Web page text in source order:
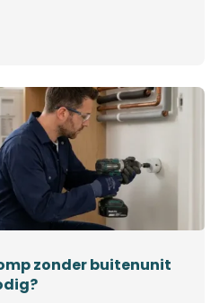
zonder buitenunit